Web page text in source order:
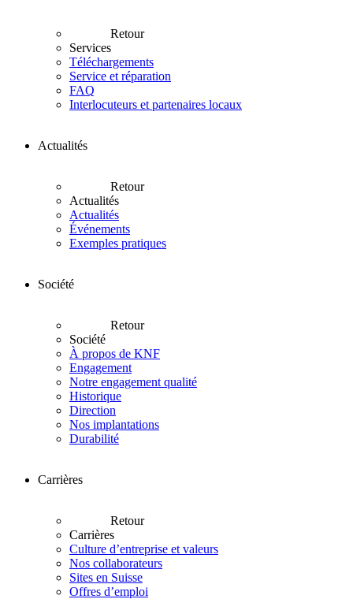
Retour
Services
Téléchargements
Service et réparation
FAQ
Interlocuteurs et partenaires locaux
Actualités
Retour
Actualités
Actualités
Événements
Exemples pratiques
Société
Retour
Société
À propos de KNF
Engagement
Notre engagement qualité
Historique
Direction
Nos implantations
Durabilité
Carrières
Retour
Carrières
Culture d’entreprise et valeurs
Nos collaborateurs
Sites en Suisse
Offres d’emploi